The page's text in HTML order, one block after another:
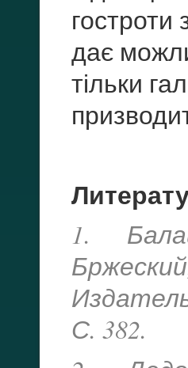
дає
тільки
1.
С. 382.